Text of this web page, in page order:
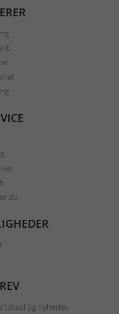
du
tilbud og nyheder.